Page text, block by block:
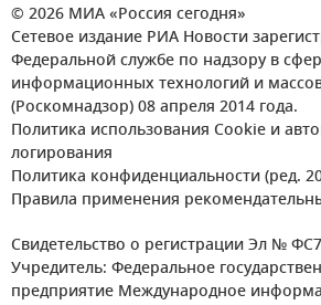
© 2026 МИА «Россия сегодня»
Сетевое издание РИА Новости
Федеральной службе по надзору в
информационных технологий и
(Роскомнадзор) 08 апреля 2014 года.
Политика использования Cookie и
логирования
Политика конфиденциальности (ред.
Правила применения
Свидетельство о регистрации Эл №
Учредитель: Федеральное
предприятие Международное